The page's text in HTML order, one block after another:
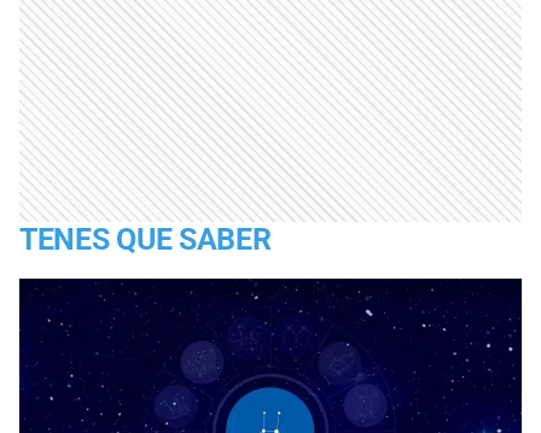
TENES QUE SABER